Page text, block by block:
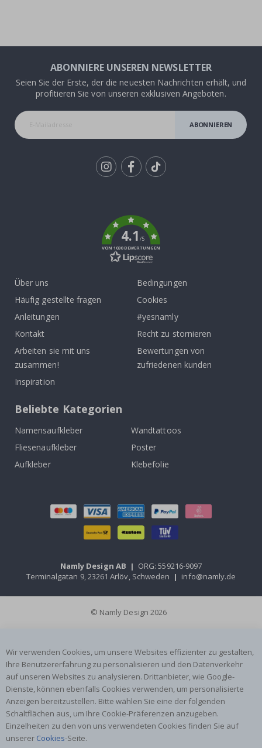
ABONNIERE UNSEREN NEWSLETTER
Seien Sie der Erste, der die neuesten Nachrichten erhält, und
profitieren Sie von unseren exklusiven Angeboten.
ABONNIEREN
4.1/5
VON 1030 BEWERTUNGEN
Über uns
Häufig gestellte fragen
Anleitungen
Kontakt
Arbeiten sie mit uns
zusammen!
Inspiration
Bedingungen
Cookies
#yesnamly
Recht zu stornieren
Bewertungen von
zufriedenen kunden
Beliebte Kategorien
Namensaufkleber
Wandtattoos
Fliesenaufkleber
Poster
Aufkleber
Klebefolie
Namly Design AB | ORG: 559216-9097
Terminalgatan 9, 23261 Arlöv, Schweden | info@namly.de
© Namly Design 2026
Wir verwenden Cookies, um unsere Websites effizienter zu gestalten,
Ihre Benutzererfahrung zu personalisieren und den Datenverkehr
auf unseren Websites zu analysieren. Drittanbieter, wie Google-
Dienste, können ebenfalls Cookies verwenden, um personalisierte
Anzeigen bereitzustellen. Bitte wählen Sie eine der folgenden
Schaltflächen aus, um Ihre Cookie-Präferenzen anzugeben.
Einzelheiten zu den von uns verwendeten Cookies finden Sie auf
unserer Cookies-Seite.